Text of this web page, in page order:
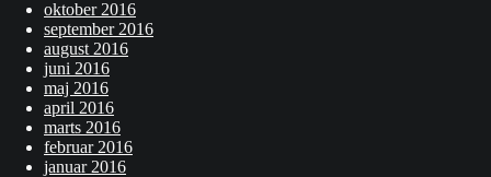
oktober 2016
september 2016
august 2016
juni 2016
maj 2016
april 2016
marts 2016
februar 2016
januar 2016